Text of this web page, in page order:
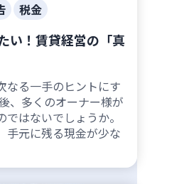
税金
い！賃貸経営の「真
る一手のヒントにす
多くのオーナー様が
はないでしょうか。
手元に残る現金が少な